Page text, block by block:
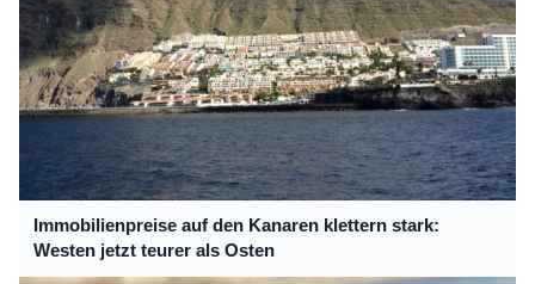
Immobilienpreise auf den Kanaren klettern stark:
Westen jetzt teurer als Osten